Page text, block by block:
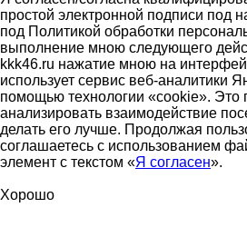
простой электронной подписи под
под Политикой обработки
выполнение мною следующего
kkk46.ru нажатие мною на
использует сервис веб-аналитики
помощью технологии «cookie». Это
анализировать взаимодействие
делать его лучше. Продолжая
соглашаетесь с использованием
элемент с текстом «Я согласен».
Хорошо